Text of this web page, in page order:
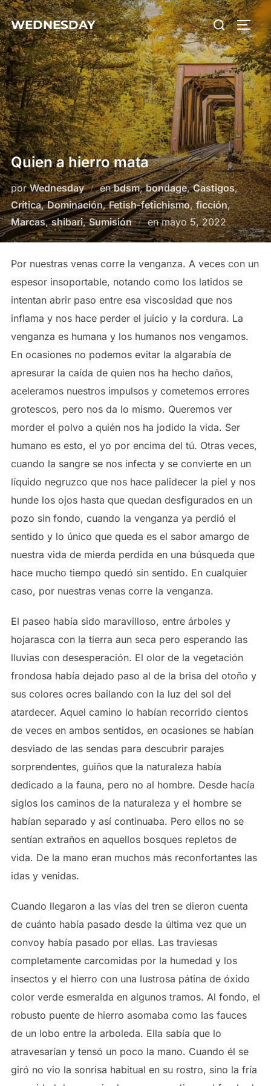
Saltar
al
contenido
WEDNESDAY Buscar:
Quien a hierro mata
porWednesday enbdsm,bondage,Castigos,
Crítica,Dominación,Fetish-fetichismo,ficción,
Marcas,shibari,Sumisión enPublicado
el
mayo 5, 2022
Por nuestras venas corre la venganza. A veces con un
espesor insoportable, notando como los latidos se
intentan abrir paso entre esa viscosidad que nos
inflama y nos hace perder el juicio y la cordura. La
venganza es humana y los humanos nos vengamos.
En ocasiones no podemos evitar la algarabía de
apresurar la caída de quien nos ha hecho daños,
aceleramos nuestros impulsos y cometemos errores
grotescos, pero nos da lo mismo. Queremos ver
morder el polvo a quién nos ha jodido la vida. Ser
humano es esto, el yo por encima del tú. Otras veces,
cuando la sangre se nos infecta y se convierte en un
líquido negruzco que nos hace palidecer la piel y nos
hunde los ojos hasta que quedan desfigurados en un
pozo sin fondo, cuando la venganza ya perdió el
sentido y lo único que queda es el sabor amargo de
nuestra vida de mierda perdida en una búsqueda que
hace mucho tiempo quedó sin sentido. En cualquier
caso, por nuestras venas corre la venganza.
El paseo había sido maravilloso, entre árboles y
hojarasca con la tierra aun seca pero esperando las
lluvias con desesperación. El olor de la vegetación
frondosa había dejado paso al de la brisa del otoño y
sus colores ocres bailando con la luz del sol del
atardecer. Aquel camino lo habían recorrido cientos
de veces en ambos sentidos, en ocasiones se habían
desviado de las sendas para descubrir parajes
sorprendentes, guiños que la naturaleza había
dedicado a la fauna, pero no al hombre. Desde hacía
siglos los caminos de la naturaleza y el hombre se
habían separado y así continuaba. Pero ellos no se
sentían extraños en aquellos bosques repletos de
vida. De la mano eran muchos más reconfortantes las
idas y venidas.
Cuando llegaron a las vías del tren se dieron cuenta
de cuánto había pasado desde la última vez que un
convoy había pasado por ellas. Las traviesas
completamente carcomidas por la humedad y los
insectos y el hierro con una lustrosa pátina de óxido
color verde esmeralda en algunos tramos. Al fondo, el
robusto puente de hierro asomaba como las fauces
de un lobo entre la arboleda. Ella sabía que lo
atravesarían y tensó un poco la mano. Cuando él se
giró no vio la sonrisa habitual en su rostro, sino la fría